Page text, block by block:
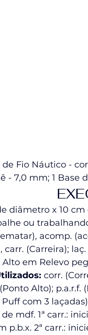
de Fio Náutico -
- 7,0 mm; 1 Base
diâmetro x 10 cm
ou
acomp.
(Carreira);
Alto em Relevo
corr.
Alto);
com 3
mdf. 1ª carr.:
p.b.x. 2ª carr.: